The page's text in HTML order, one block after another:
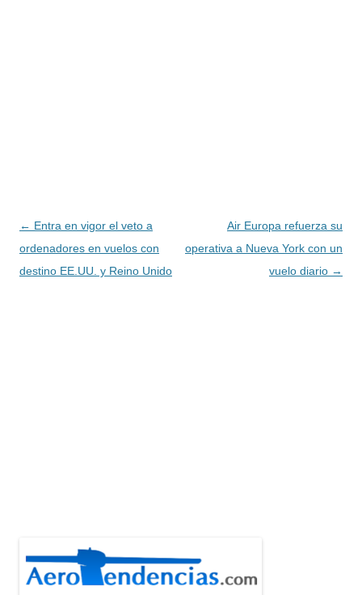
Navegación
de
entradas
← Entra en vigor el veto a
ordenadores en vuelos con
destino EE.UU. y Reino Unido
Air Europa refuerza su
operativa a Nueva York con un
vuelo diario →